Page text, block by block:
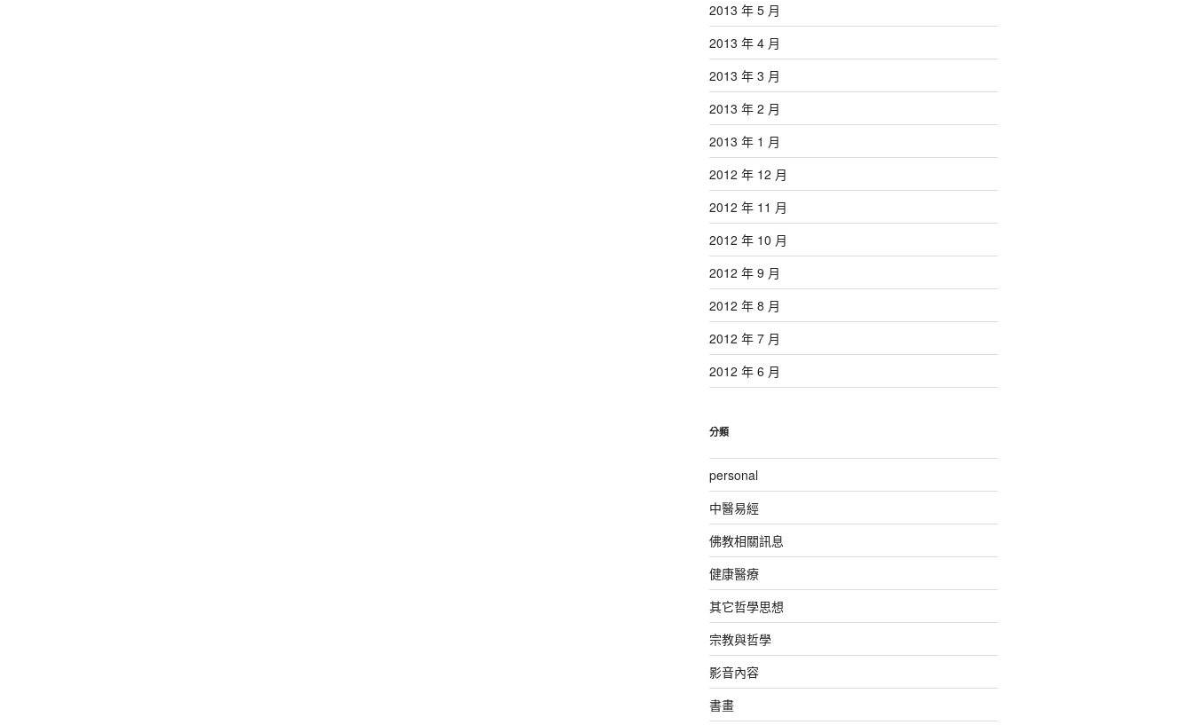
2013 年 5 月
2013 年 4 月
2013 年 3 月
2013 年 2 月
2013 年 1 月
2012 年 12 月
2012 年 11 月
2012 年 10 月
2012 年 9 月
2012 年 8 月
2012 年 7 月
2012 年 6 月
分類
personal
中醫易經
佛教相關訊息
健康醫療
其它哲學思想
宗教與哲學
影音內容
書畫